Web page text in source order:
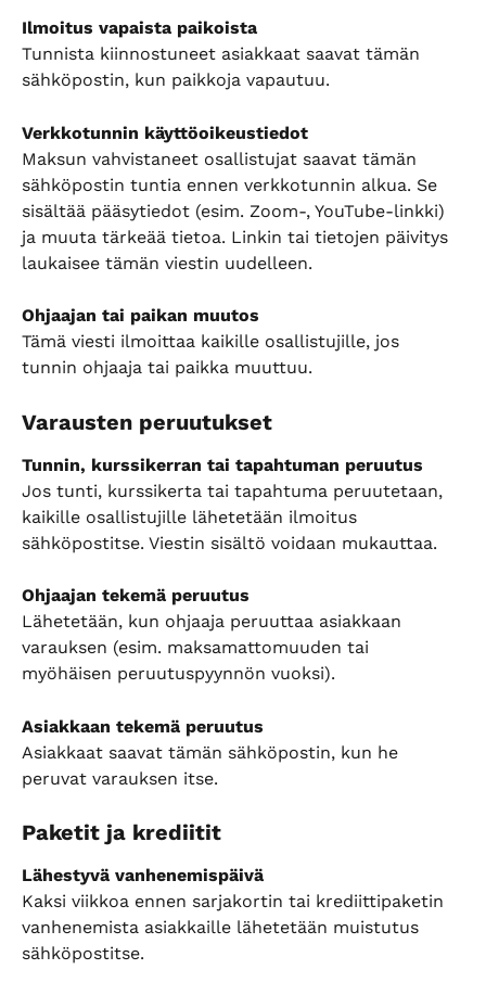
Ilmoitus vapaista paikoista
Tunnista kiinnostuneet asiakkaat saavat tämän
sähköpostin, kun paikkoja vapautuu.
Verkkotunnin käyttöoikeustiedot
Maksun vahvistaneet osallistujat saavat tämän
sähköpostin tuntia ennen verkkotunnin alkua. Se
sisältää pääsytiedot (esim. Zoom-, YouTube-linkki)
ja muuta tärkeää tietoa. Linkin tai tietojen päivitys
laukaisee tämän viestin uudelleen.
Ohjaajan tai paikan muutos
Tämä viesti ilmoittaa kaikille osallistujille, jos
tunnin ohjaaja tai paikka muuttuu.
Varausten peruutukset
Tunnin, kurssikerran tai tapahtuman peruutus
Jos tunti, kurssikerta tai tapahtuma peruutetaan,
kaikille osallistujille lähetetään ilmoitus
sähköpostitse. Viestin sisältö voidaan mukauttaa.
Ohjaajan tekemä peruutus
Lähetetään, kun ohjaaja peruuttaa asiakkaan
varauksen (esim. maksamattomuuden tai
myöhäisen peruutuspyynnön vuoksi).
Asiakkaan tekemä peruutus
Asiakkaat saavat tämän sähköpostin, kun he
peruvat varauksen itse.
Paketit ja krediitit
Lähestyvä vanhenemispäivä
Kaksi viikkoa ennen sarjakortin tai krediittipaketin
vanhenemista asiakkaille lähetetään muistutus
sähköpostitse.